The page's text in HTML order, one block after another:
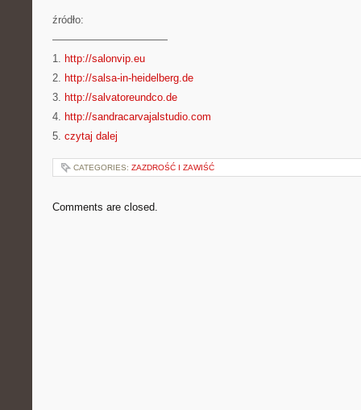
źródło:
———————————
1. http://salonvip.eu
2. http://salsa-in-heidelberg.de
3. http://salvatoreundco.de
4. http://sandracarvajalstudio.com
5. czytaj dalej
CATEGORIES: ZAZDROŚĆ I ZAWIŚĆ
Comments are closed.